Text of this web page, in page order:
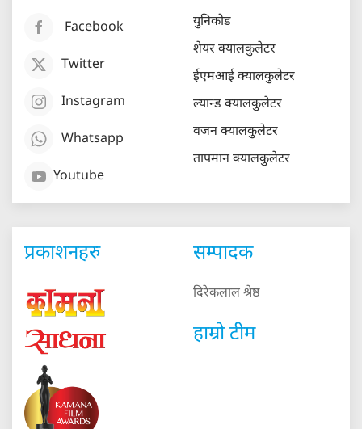
Facebook
Twitter
Instagram
Whatsapp
Youtube
युनिकोड
शेयर क्यालकुलेटर
ईएमआई क्यालकुलेटर
ल्यान्ड क्यालकुलेटर
वजन क्यालकुलेटर
तापमान क्यालकुलेटर
प्रकाशनहरु सम्पादक
दिरेकलाल श्रेष्ठ
हाम्रो टीम